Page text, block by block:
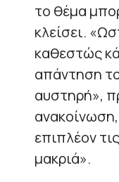
το θέμα
κλείσει.
καθεστώς
απάντηση
αυστηρή»,
επιπλέον
μακριά».